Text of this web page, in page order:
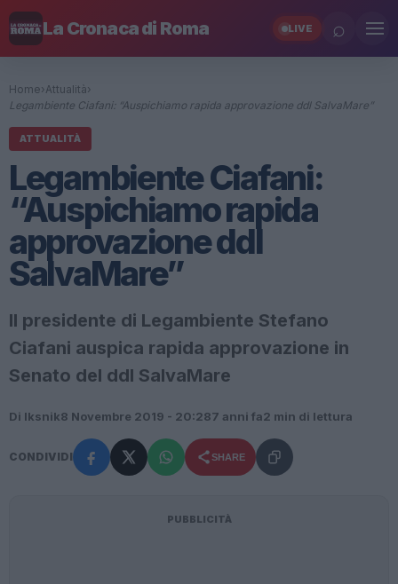
La Cronaca di Roma LIVE ⌕
Home› Attualità›
Legambiente Ciafani: “Auspichiamo rapida approvazione ddl SalvaMare”
ATTUALITÀ
Legambiente Ciafani:
“Auspichiamo rapida
approvazione ddl
SalvaMare”
Il presidente di Legambiente Stefano
Ciafani auspica rapida approvazione in
Senato del ddl SalvaMare
Di Iksnik8 Novembre 2019 - 20:287 anni fa2 min di lettura
CONDIVIDI SHARE
PUBBLICITÀ